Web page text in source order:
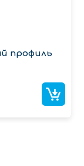
профиль